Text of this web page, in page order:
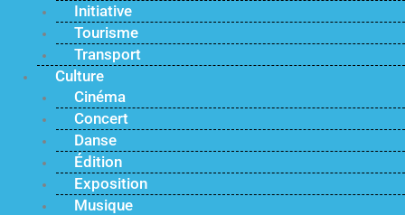
Initiative
Tourisme
Transport
Culture
Cinéma
Concert
Danse
Édition
Exposition
Musique